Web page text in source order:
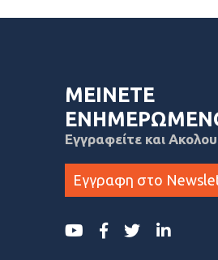
ΜΕΙΝΕΤΕ
Εγγραφείτε και
Εγγραφη στο